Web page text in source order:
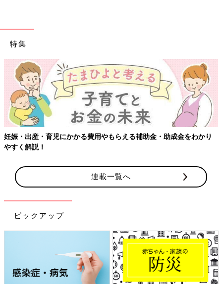
特集
妊娠・出産・育児にかかる費用やもらえる補助金・助成金をわかり
やすく解説！
連載一覧へ
ピックアップ